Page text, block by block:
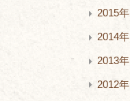
2015年
2014年
2013年
2012年